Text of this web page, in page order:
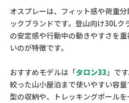
オスプレーは、フィット感や荷重
ックブランドです。登山向け30Lク
の安定感や行動中の動きやすさを
いのが特徴です。
おすすめモデルは「タロン33 」で
絞った山小屋泊まで使いやすい容
型の収納や、トレッキングポール